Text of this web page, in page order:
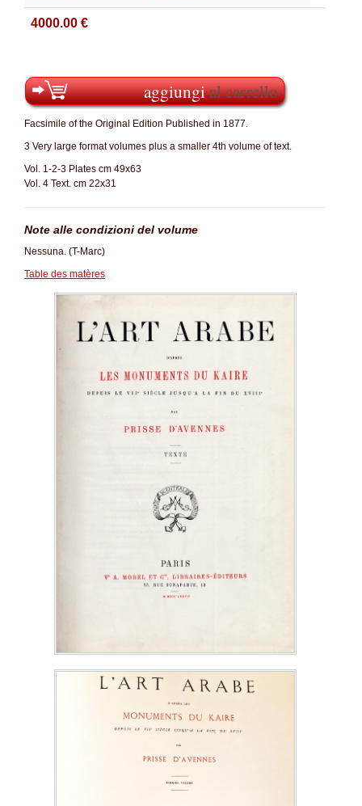
4000.00 €
aggiungial carrello
Facsimile of the Original Edition Published in 1877.
3 Very large format volumes plus a smaller 4th volume of text.
Vol. 1-2-3 Plates cm 49x63
Vol. 4 Text. cm 22x31
Note alle condizioni del volume
Nessuna. (T-Marc)
Table des matères